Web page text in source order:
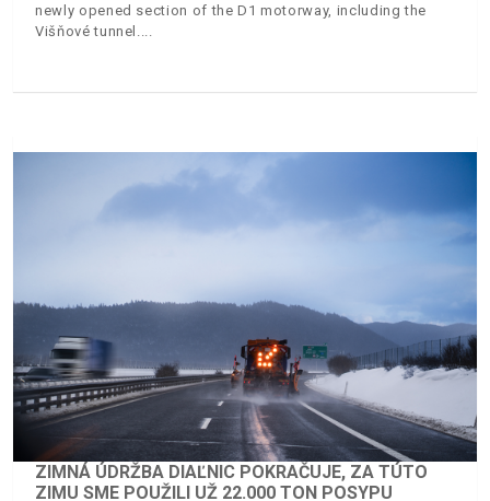
newly opened section of the D1 motorway, including the
Višňové tunnel.
ZIMNÁ ÚDRŽBA DIAĽNIC POKRAČUJE, ZA TÚTO
ZIMU SME POUŽILI UŽ 22.000 TON POSYPU